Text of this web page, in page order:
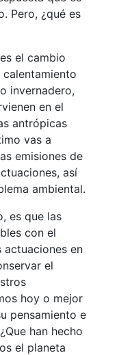
Pero, ¿qué es
el cambio
invernadero,
en el
antrópicas
vas a
emisiones de
así
ambiental.
es que las
con el
actuaciones en
el
hoy o mejor
pensamiento e
han hecho
el planeta